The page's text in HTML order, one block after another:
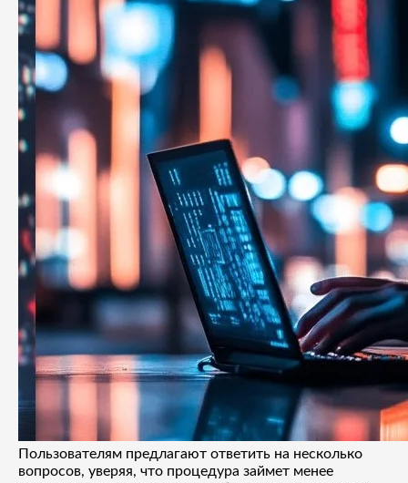
Пользователям предлагают ответить на несколько
вопросов, уверяя, что процедура займет менее